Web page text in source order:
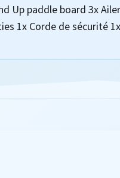
Up paddle board 3x
1x Corde de sécurité